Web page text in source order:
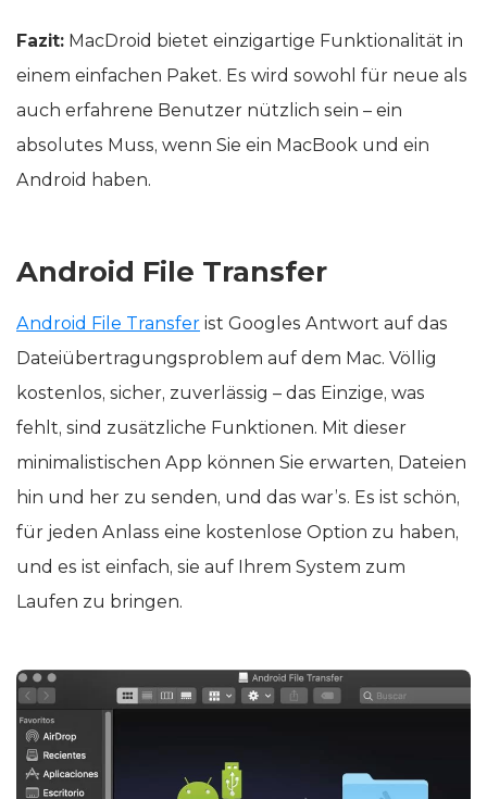
Fazit: MacDroid bietet einzigartige Funktionalität in
einem einfachen Paket. Es wird sowohl für neue als
auch erfahrene Benutzer nützlich sein – ein
absolutes Muss, wenn Sie ein MacBook und ein
Android haben.
Android File Transfer
Android File Transfer ist Googles Antwort auf das
Dateiübertragungsproblem auf dem Mac. Völlig
kostenlos, sicher, zuverlässig – das Einzige, was
fehlt, sind zusätzliche Funktionen. Mit dieser
minimalistischen App können Sie erwarten, Dateien
hin und her zu senden, und das war’s. Es ist schön,
für jeden Anlass eine kostenlose Option zu haben,
und es ist einfach, sie auf Ihrem System zum
Laufen zu bringen.